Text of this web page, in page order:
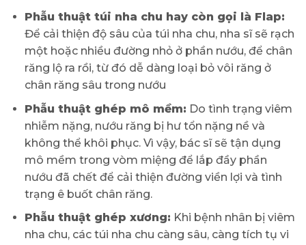
Phẫu thuật túi nha chu hay còn gọi là Flap:
Để cải thiện độ sâu của túi nha chu, nha sĩ sẽ rạch
một hoặc nhiều đường nhỏ ở phần nướu, để chân
răng lộ ra rồi, từ đó dễ dàng loại bỏ vôi răng ở
chân răng sâu trong nướu
Phẫu thuật ghép mô mềm: Do tình trạng viêm
nhiễm nặng, nướu răng bị hư tổn nặng nề và
không thể khôi phục. Vì vậy, bác sĩ sẽ tận dụng
mô mềm trong vòm miệng để lắp đầy phần
nướu đã chết để cải thiện đường viền lợi và tình
trạng ê buốt chân răng.
Phẫu thuật ghép xương: Khi bệnh nhân bị viêm
nha chu, các túi nha chu càng sâu, càng tích tụ vi